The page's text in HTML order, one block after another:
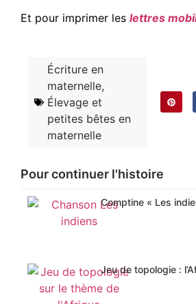
Et pour imprimer les lettres
Écriture en
maternelle,
Élevage et
petites bêtes en
maternelle
Pour continuer l'histoire
Comptine « Les
Jeu de topologie :